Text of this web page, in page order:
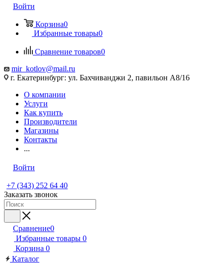
Войти
Корзина0
Избранные товары0
Сравнение товаров0
mir_kotlov@mail.ru
г. Екатеринбург: ул. Бахчиванджи 2, павильон А8/16
О компании
Услуги
Как купить
Производители
Магазины
Контакты
...
Войти
+7 (343) 252 64 40
Заказать звонок
Сравнение0
Избранные товары 0
Корзина 0
Каталог